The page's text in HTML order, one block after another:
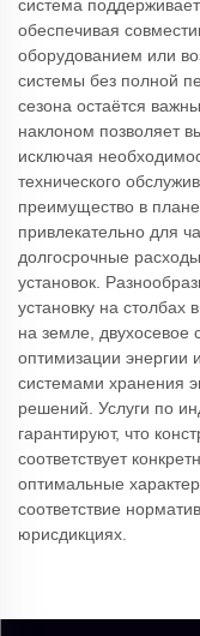
система
обеспечивая
оборудованием или
системы без полной
сезона остаётся
наклоном позволяет
исключая
технического
преимущество в
привлекательно для
долгосрочные
установок.
установку на столбах
на земле,
оптимизации энергии
системами хранения
решений. Услуги по
гарантируют, что
соответствует
оптимальные
соответствие
юрисдикциях.